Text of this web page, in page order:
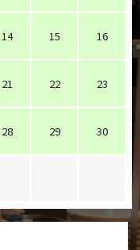
14 15 16
21 22 23
28 29 30